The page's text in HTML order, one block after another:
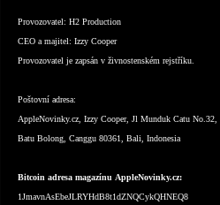
Provozovatel: H2 Production
CEO a majitel: Izzy Cooper
Provozovatel je zapsán v živnostenském rejstříku.
Poštovní adresa:
AppleNovinky.cz, Izzy Cooper, Jl Munduk Catu No.32,
Batu Bolong, Canggu 80361, Bali, Indonesia
Bitcoin adresa magazínu AppleNovinky.cz:
1JmavnAsEbeJLRYHdB8t1dZNQCykQHNEQ8